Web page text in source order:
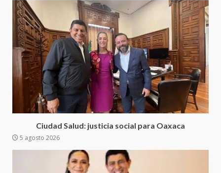
Ciudad Salud: justicia social para Oaxaca
5 agosto 2026
4
Juan Mazatlán
20 julio 2026
5
Sanciona Municipio de Oaxaca
de Juárez caso de maltrato
animal tras denuncia ciudadana
16 julio 2026
Detienen a Ernesto Ruffo en Baja
California; FGR lo investiga por
presuntos delitos de
16 julio 2026